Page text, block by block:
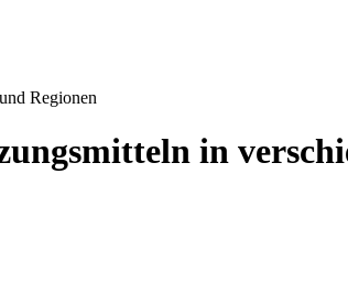
Regionen
in